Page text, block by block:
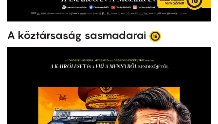
A köztársaság sasmadarai